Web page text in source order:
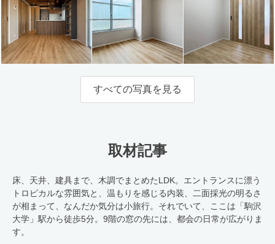
すべての写真を見る
取材記事
床、天井、建具まで、木調でまとめたLDK。エントランスに漂う
トロピカルな雰囲気と、温もりを感じる内装、二面採光の明るさ
が相まって、なんだか気分は小旅行。それでいて、ここは「駒沢
大学」駅から徒歩5分。9階の窓の先には、都会の日常が広がりま
す。